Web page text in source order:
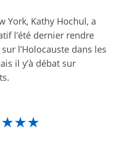
York, Kathy Hochul, a
l’été dernier rendre
l’Holocauste dans les
il y’à débat sur
.